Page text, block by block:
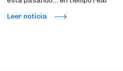
Leer noticia